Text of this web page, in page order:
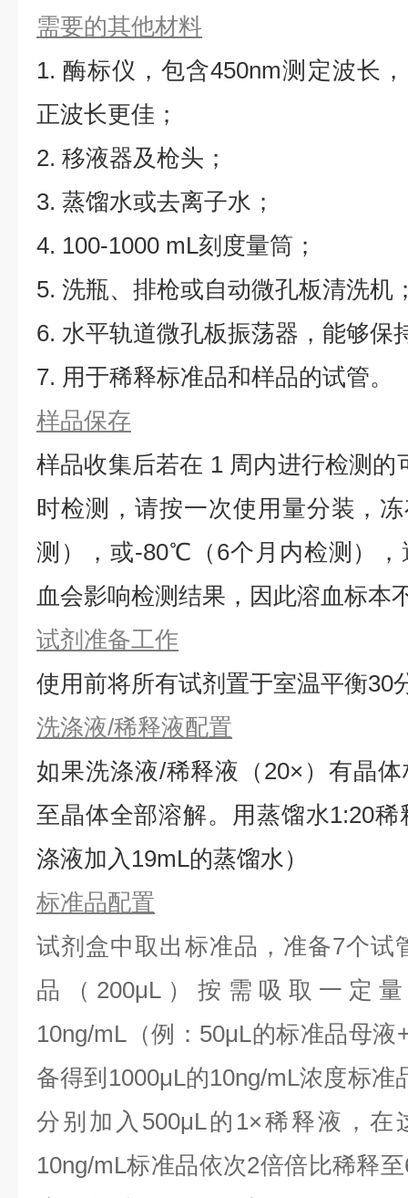
需要的其他材料
1. 酶标仪，包含450nm测定波长
正波长更佳；
2. 移液器及枪头；
3. 蒸馏水或去离子水；
4. 100-1000 mL刻度量筒；
5. 洗瓶、排枪或自动微孔板清洗机
6. 水平轨道微孔板振荡器，能够保
7. 用于稀释标准品和样品的试管。
样品保存
样品收集后若在 1 周内进行检测
时检测，请按一次使用量分装，
测），或-80℃（6个月内检测）
血会影响检测结果，因此溶血标本
试剂准备工作
使用前将所有试剂置于室温平衡30
洗涤液/稀释液配置
如果洗涤液/稀释液（20×）有晶
⾄晶体全部溶解。用蒸馏水1:20
涤液加入19mL的蒸馏水）
标准品配置
试剂盒中取出标准品，准备7个试
品（200μL）按需吸取一定
10ng/mL（例：50μL的标准品母
备得到1000μL的10ng/mL浓度标准
分别加入500μL的1×稀释液，
10ng/mL标准品依次2倍倍比稀释